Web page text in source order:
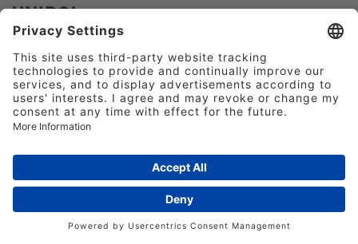
UNIPOL
Polierpaste zum Reinigen und Polieren von
Messingstempeln.
125ml